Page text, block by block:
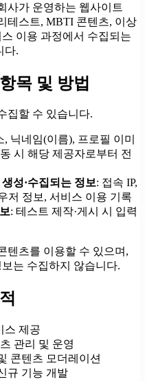
사가 운영하는 웹사이트
테스트, MBTI 콘텐츠, 이상
이용 과정에서 수집되는
다.
목 및 방법
집할 수 있습니다.
, 닉네임(이름), 프로필 이미
시 해당 제공자로부터 전
성·수집되는 정보: 접속 IP,
저 정보, 서비스 이용 기록
: 테스트 제작·게시 시 입력
텐츠를 이용할 수 있으며,
는 수집하지 않습니다.
스 제공
관리 및 운영
콘텐츠 모더레이션
규 기능 개발